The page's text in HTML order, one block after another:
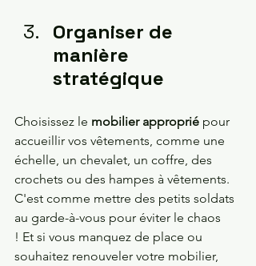
Organiser de
manière
stratégique
Choisissez le mobilier approprié pour
accueillir vos vêtements, comme une
échelle, un chevalet, un coffre, des
crochets ou des hampes à vêtements.
C'est comme mettre des petits soldats
au garde-à-vous pour éviter le chaos
! Et si vous manquez de place ou
souhaitez renouveler votre mobilier,